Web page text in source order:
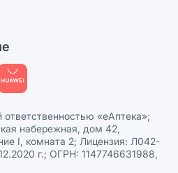
персональных данных
«еАптека»;
набережная, дом 42,
I, комната 2; Лицензия: Л042-
г.; ОГРН: 1147746631988,